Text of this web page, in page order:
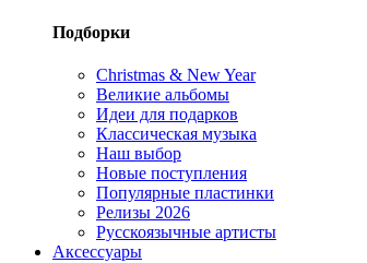
Подборки
Christmas & New Year
Великие альбомы
Идеи для подарков
Классическая музыка
Наш выбор
Новые поступления
Популярные пластинки
Релизы 2026
Русскоязычные артисты
Аксессуары